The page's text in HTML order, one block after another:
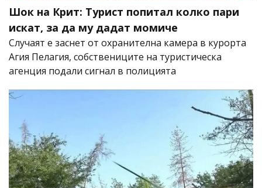
Шок на Крит: Турист попитал колко пари
искат, за да му дадат момиче
Случаят е заснет от охранителна камера в курорта
Агия Пелагия, собствениците на туристическа
агенция подали сигнал в полицията